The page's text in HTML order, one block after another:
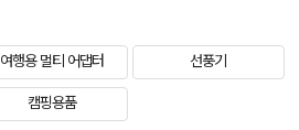
여행용 멀티 어댑터 선풍기
캠핑용품